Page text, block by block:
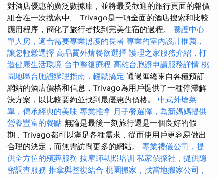
對酒店優惠的廣泛數據庫，並將最受歡迎的旅行頁面的報價
組合在一次搜索中。 Trivago是一項全面的酒店搜索和比較
應用程序，簡化了旅行者找到完美住宿的過程。 養護中心
單人房，適合需要專業照護的長者 專業的室內設計推薦，
讓您輕鬆選擇 高品質外燴餐飲選擇 護理之家服務介紹，打
造健康生活環境 台中整復療程 高雄台胞證申請服務詳情 桃
園地區台胞證辦理指南，輕鬆搞定 通過匯總來自各種預訂
網站的酒店價格和信息，Trivago為用戶提供了一種停滯解
決方案，以比較要約並找到最優惠的價格。 中式外燴菜
單，傳承經典的美味 專業推拿 月子餐選擇，為新媽媽提供
營養豐富的餐點 無論是最後一刻旅行還是一個良好的假
期，Trivago都可以滿足各種需求，從而使用戶更容易做出
合理的決定，而無需訪問更多的網站。 專業禮儀公司，提
供全方位的殯葬服務 按摩師執照培訓 私家偵探社，提供隱
密調查服務 推拿與整復結合 桃園搬家，找當地搬家公司，